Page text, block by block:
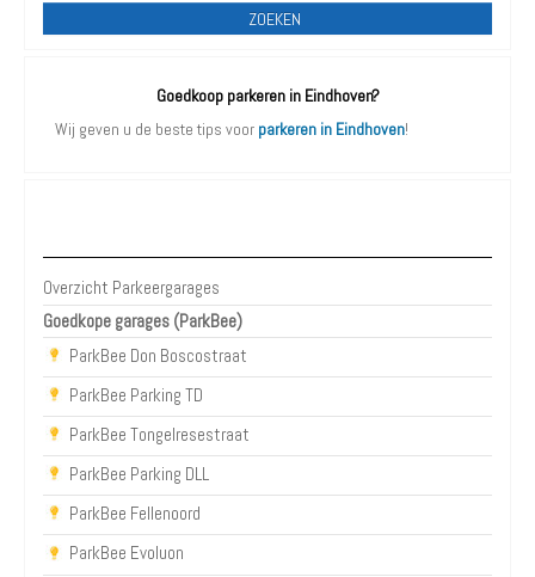
ZOEKEN
Goedkoop parkeren in Eindhoven?
Wij geven u de beste tips voor parkeren in Eindhoven!
Overzicht Parkeergarages
Goedkope garages (ParkBee)
ParkBee Don Boscostraat
ParkBee Parking TD
ParkBee Tongelresestraat
ParkBee Parking DLL
ParkBee Fellenoord
ParkBee Evoluon